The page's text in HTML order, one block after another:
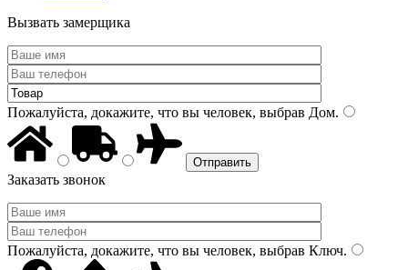
Вызвать замерщика
Пожалуйста, докажите, что вы человек, выбрав Дом.
Заказать звонок
Пожалуйста, докажите, что вы человек, выбрав Ключ.